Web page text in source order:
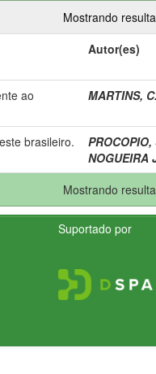
Mostrando
Autor(es)
ao
MARTINS,
brasileiro. PROCOPIO,
NOGUEIRA
Mostrando
Suportado por